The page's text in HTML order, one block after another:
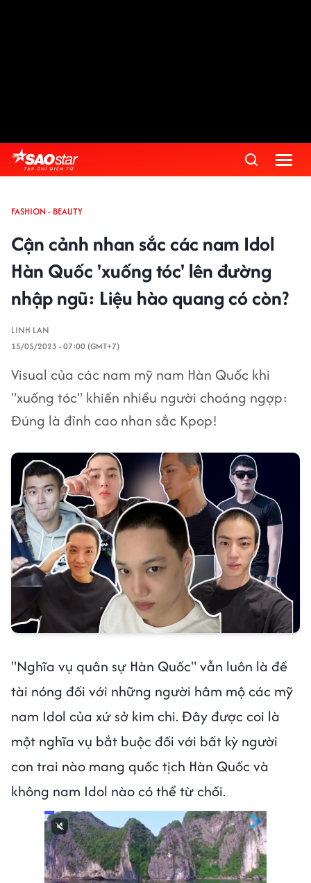
FASHION - BEAUTY
Cận cảnh nhan sắc các nam Idol
Hàn Quốc 'xuống tóc' lên đường
nhập ngũ: Liệu hào quang có còn?
LINH LAN
15/05/2023 - 07:00 (GMT+7)
Visual của các nam mỹ nam Hàn Quốc khi
"xuống tóc" khiến nhiều người choáng ngợp:
Đúng là đỉnh cao nhan sắc Kpop!
"Nghĩa vụ quân sự Hàn Quốc" vẫn luôn là đề
tài nóng đối với những người hâm mộ các mỹ
nam Idol của xứ sở kim chi. Đây được coi là
một nghĩa vụ bắt buộc đối với bất kỳ người
con trai nào mang quốc tịch Hàn Quốc và
không nam Idol nào có thể từ chối.